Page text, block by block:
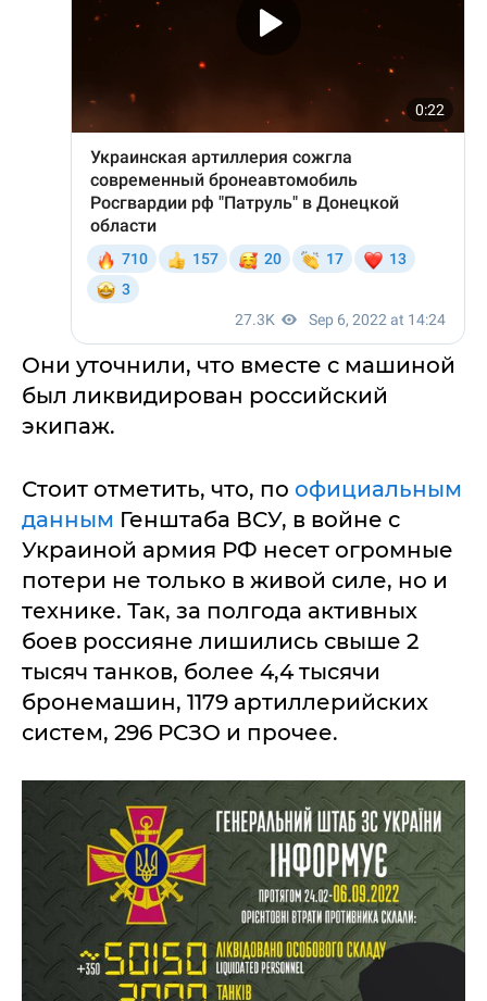
Они уточнили, что вместе с машиной
был ликвидирован российский
экипаж.
Стоит отметить, что, по официальным
данным Генштаба ВСУ, в войне с
Украиной армия РФ несет огромные
потери не только в живой силе, но и
технике. Так, за полгода активных
боев россияне лишились свыше 2
тысяч танков, более 4,4 тысячи
бронемашин, 1179 артиллерийских
систем, 296 РСЗО и прочее.